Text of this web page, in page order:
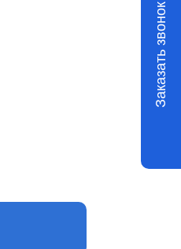
Заказать звонок